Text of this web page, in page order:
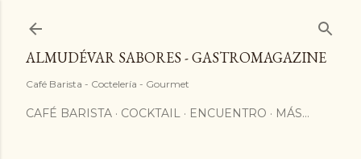
ALMUDÉVAR SABORES - GASTROMAGAZINE
Café Barista - Coctelería - Gourmet
CAFÉ BARISTA COCKTAIL ENCUENTRO MÁS…